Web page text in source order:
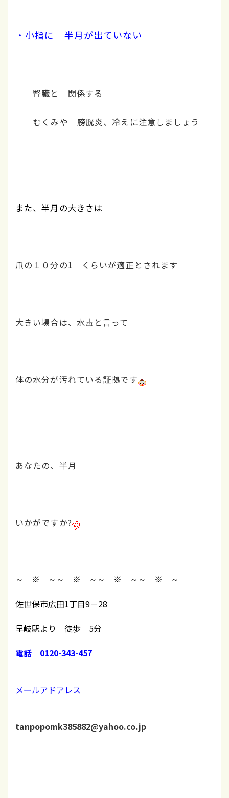
・小指に 半月が出ていない
腎臓と 関係する
むくみや 膀胱炎、冷えに注意しましょう
また、半月の大きさは
爪の１０分の1 くらいが適正とされます
大きい場合は、水毒と言って
体の水分が汚れている証拠です
あなたの、半月
いかがですか?
～ ※ ～～ ※ ～～ ※ ～～ ※ ～
佐世保市広田1丁目9－28
早岐駅より 徒歩 5分
電話 0120-343-457
メールアドアレス
tanpopomk385882@yahoo.co.jp